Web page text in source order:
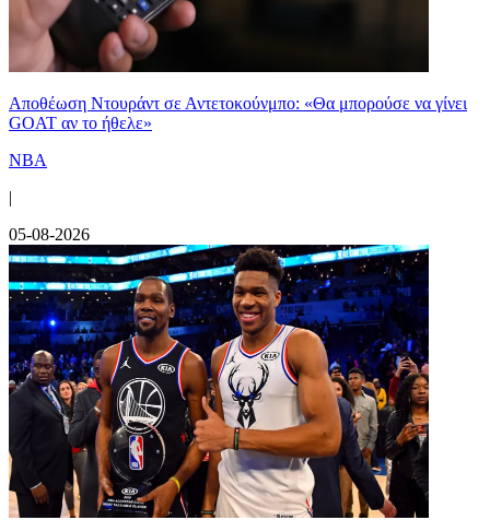
Αποθέωση Ντουράντ σε Αντετοκούνμπο: «Θα μπορούσε να γίνει
GOAT αν το ήθελε»
NBA
|
05-08-2026